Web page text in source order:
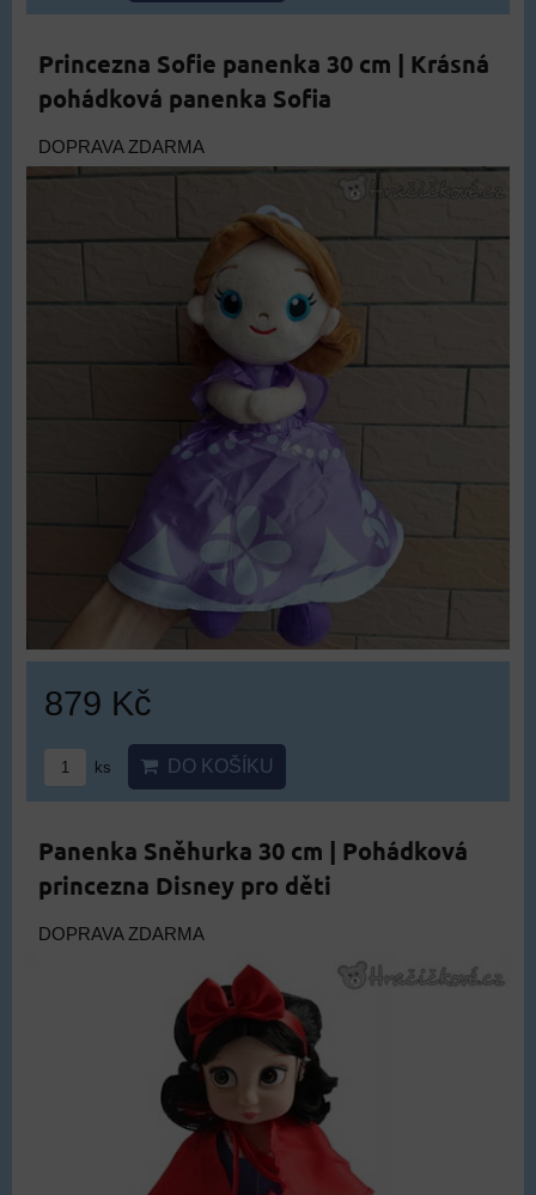
Princezna Sofie panenka 30 cm | Krásná
pohádková panenka Sofia
DOPRAVA ZDARMA
879 Kč
ks DO KOŠÍKU
Panenka Sněhurka 30 cm | Pohádková
princezna Disney pro děti
DOPRAVA ZDARMA